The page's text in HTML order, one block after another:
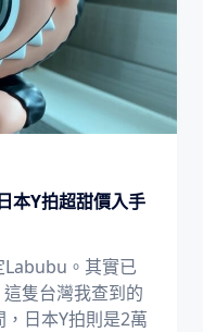
本Y拍超甜價入手
Labubu。其實已
隻台灣我查到的
日本Y拍則是2萬